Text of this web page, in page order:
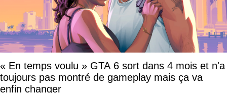
« En temps voulu » GTA 6 sort dans 4 mois et n'a
toujours pas montré de gameplay mais ça va
enfin changer